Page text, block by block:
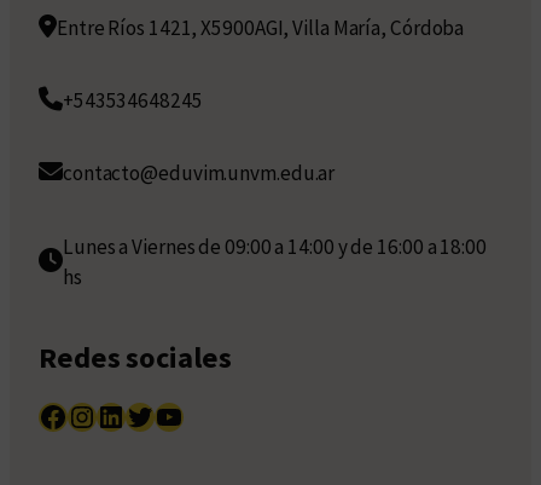
Entre Ríos 1421, X5900AGI, Villa María, Córdoba
+543534648245
contacto@eduvim.unvm.edu.ar
Lunes a Viernes de 09:00 a 14:00 y de 16:00 a 18:00
hs
Redes sociales
Facebook InstagramLinkedIn Twitter YouTube